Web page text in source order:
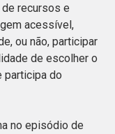
recursos e
acessível,
ou não, participar
de escolher o
participa do
no episódio de